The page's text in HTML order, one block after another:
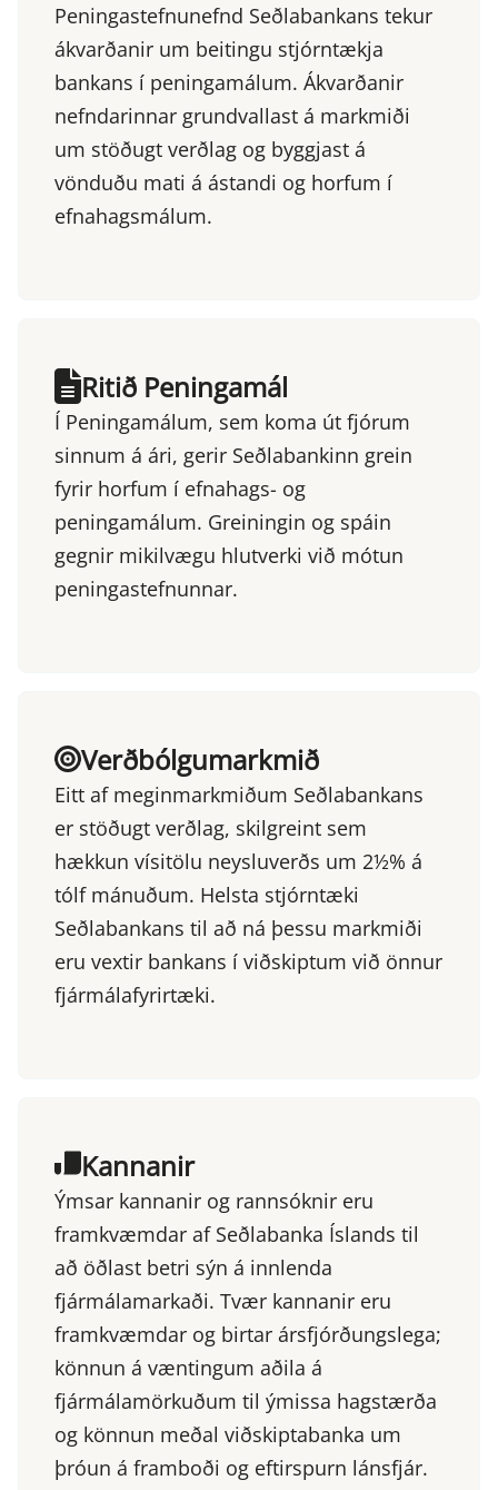
Peningastefnunefnd Seðlabankans tekur
ákvarðanir um beitingu stjórntækja
bankans í peningamálum. Ákvarðanir
nefndarinnar grundvallast á markmiði
um stöðugt verðlag og byggjast á
vönduðu mati á ástandi og horfum í
efnahagsmálum.
Ritið Peningamál
Í Peningamálum, sem koma út fjórum
sinnum á ári, gerir Seðlabankinn grein
fyrir horfum í efnahags- og
peningamálum. Greiningin og spáin
gegnir mikilvægu hlutverki við mótun
peningastefnunnar.
Verðbólgumarkmið
Eitt af meginmarkmiðum Seðlabankans
er stöðugt verðlag, skilgreint sem
hækkun vísitölu neysluverðs um 2½% á
tólf mánuðum. Helsta stjórntæki
Seðlabankans til að ná þessu markmiði
eru vextir bankans í viðskiptum við önnur
fjármálafyrirtæki.
Kannanir
Ýmsar kannanir og rannsóknir eru
framkvæmdar af Seðlabanka Íslands til
að öðlast betri sýn á innlenda
fjármálamarkaði. Tvær kannanir eru
framkvæmdar og birtar ársfjórðungslega;
könnun á væntingum aðila á
fjármálamörkuðum til ýmissa hagstærða
og könnun meðal viðskiptabanka um
þróun á framboði og eftirspurn lánsfjár.